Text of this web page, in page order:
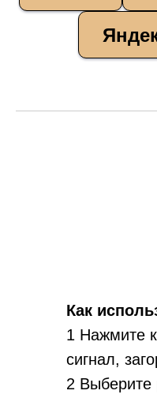
Как
1 Нажмите
сигнал,
2